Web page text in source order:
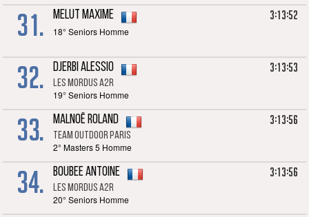
31. MELUT Maxime
18° Seniors Homme
3:13:52
32. DJERBI Alessio
LES MORDUS A2R
19° Seniors Homme
3:13:53
33. MALNOË Roland
TEAM OUTDOOR PARIS
2° Masters 5 Homme
3:13:56
34. BOUBEE Antoine
Les Mordus A2R
20° Seniors Homme
3:13:56